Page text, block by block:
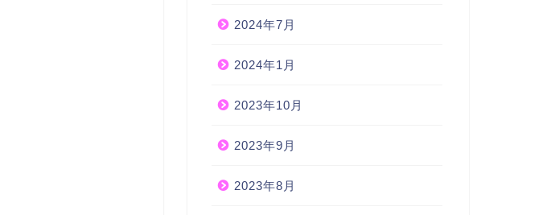
2024年7月
2024年1月
2023年10月
2023年9月
2023年8月